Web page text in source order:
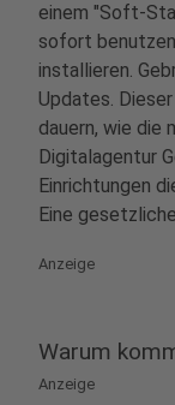
einem "Soft-
sofort
installieren.
Updates.
dauern, wie die
Digitalagentur
Einrichtungen
Eine
Anzeige
Warum
Anzeige